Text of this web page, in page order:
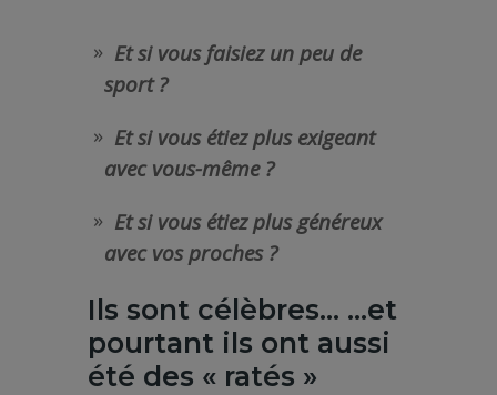
Et si vous faisiez un peu de
sport ?
Et si vous étiez plus exigeant
avec vous-même ?
Et si vous étiez plus généreux
avec vos proches ?
Ils sont célèbres… …et
pourtant ils ont aussi
été des « ratés »